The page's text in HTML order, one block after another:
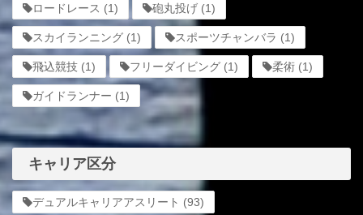
ロードレース (1) 砲丸投げ (1)
スカイランニング (1) スポーツチャンバラ (1)
飛込競技 (1) フリーダイビング (1) 柔術 (1)
ガイドランナー (1)
キャリア区分
デュアルキャリアアスリート (93)